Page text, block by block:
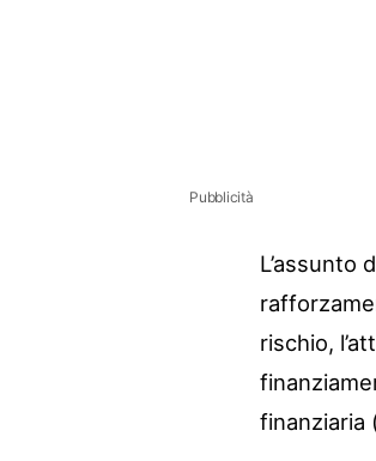
Pubblicità
L’assunto
rischio,
finanziaria